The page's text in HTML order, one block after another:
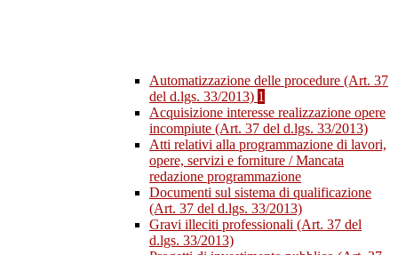
Automatizzazione delle procedure (Art. 37
del d.lgs. 33/2013) 1
Acquisizione interesse realizzazione opere
incompiute (Art. 37 del d.lgs. 33/2013)
Atti relativi alla programmazione di lavori,
opere, servizi e forniture / Mancata
redazione programmazione
Documenti sul sistema di qualificazione
(Art. 37 del d.lgs. 33/2013)
Gravi illeciti professionali (Art. 37 del
d.lgs. 33/2013)